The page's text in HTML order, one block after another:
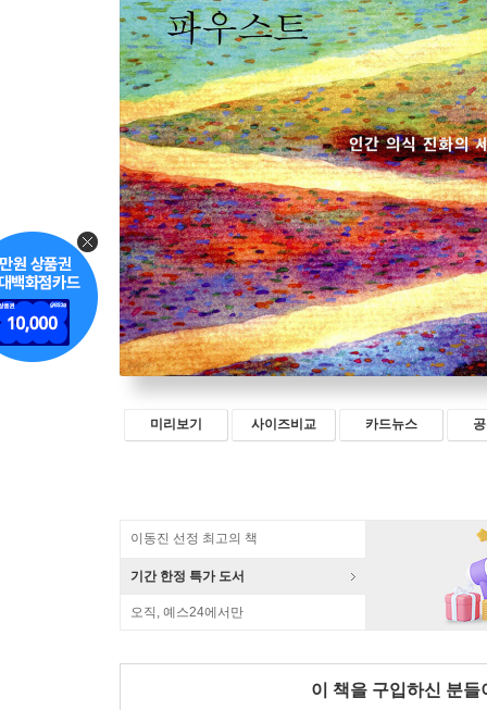
미리보기 사이즈비교 카드뉴스
이동진 선정 최고의 책
기간 한정 특가 도서
오직, 예스24에서만
이 책을 구입하신 분